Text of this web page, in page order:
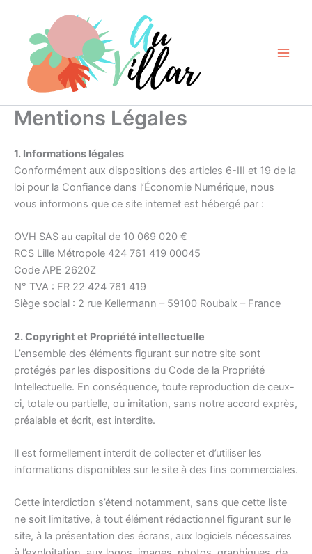
contenu
Mentions Légales
1. Informations légales
Conformément aux dispositions des articles 6-III et 19 de la
loi pour la Confiance dans l’Économie Numérique, nous
vous informons que ce site internet est hébergé par :
OVH SAS au capital de 10 069 020 €
RCS Lille Métropole 424 761 419 00045
Code APE 2620Z
N° TVA : FR 22 424 761 419
Siège social : 2 rue Kellermann – 59100 Roubaix – France
2. Copyright et Propriété intellectuelle
L’ensemble des éléments figurant sur notre site sont
protégés par les dispositions du Code de la Propriété
Intellectuelle. En conséquence, toute reproduction de ceux-
ci, totale ou partielle, ou imitation, sans notre accord exprès,
préalable et écrit, est interdite.
Il est formellement interdit de collecter et d’utiliser les
informations disponibles sur le site à des fins commerciales.
Cette interdiction s’étend notamment, sans que cette liste
ne soit limitative, à tout élément rédactionnel figurant sur le
site, à la présentation des écrans, aux logiciels nécessaires